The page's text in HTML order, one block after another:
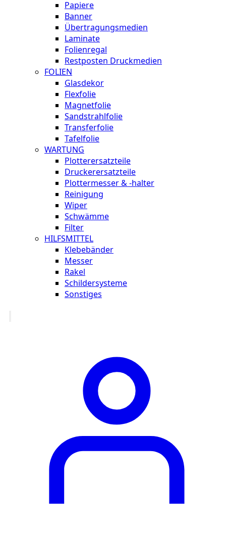
Papiere
Banner
Übertragungsmedien
Laminate
Folienregal
Restposten Druckmedien
FOLIEN
Glasdekor
Flexfolie
Magnetfolie
Sandstrahlfolie
Transferfolie
Tafelfolie
WARTUNG
Plotterersatzteile
Druckerersatzteile
Plottermesser & -halter
Reinigung
Wiper
Schwämme
Filter
HILFSMITTEL
Klebebänder
Messer
Rakel
Schildersysteme
Sonstiges